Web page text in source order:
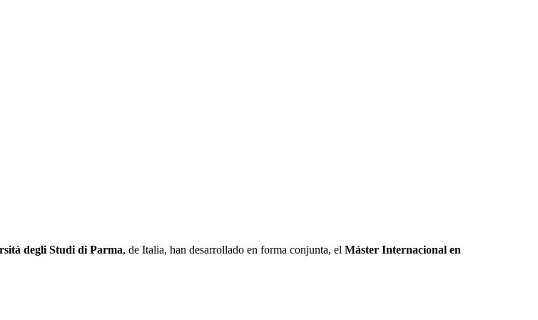
degli Studi di Parma, de Italia, han desarrollado en forma conjunta, elMáster Internacional en